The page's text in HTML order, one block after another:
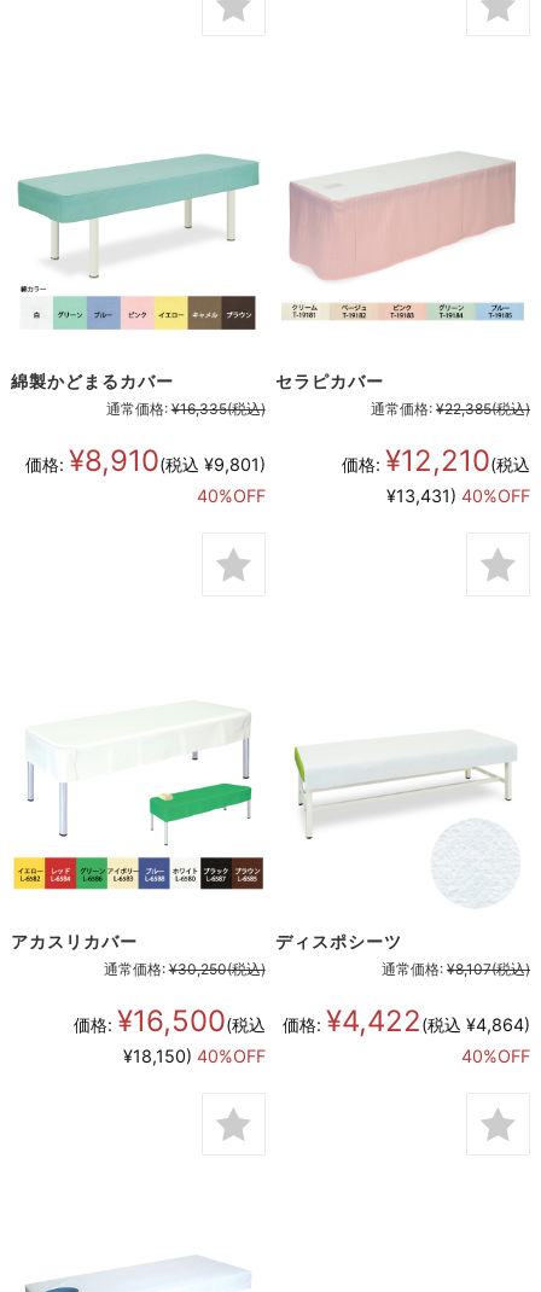
綿製かどまるカバー
通常価格: ¥16,335(税込)
価格: ¥8,910(税込 ¥9,801)
40%OFF
セラピカバー
通常価格: ¥22,385(税込)
価格: ¥12,210(税込
¥13,431) 40%OFF
アカスリカバー
通常価格: ¥30,250(税込)
価格: ¥16,500(税込
¥18,150) 40%OFF
ディスポシーツ
通常価格: ¥8,107(税込)
価格: ¥4,422(税込 ¥4,864)
40%OFF